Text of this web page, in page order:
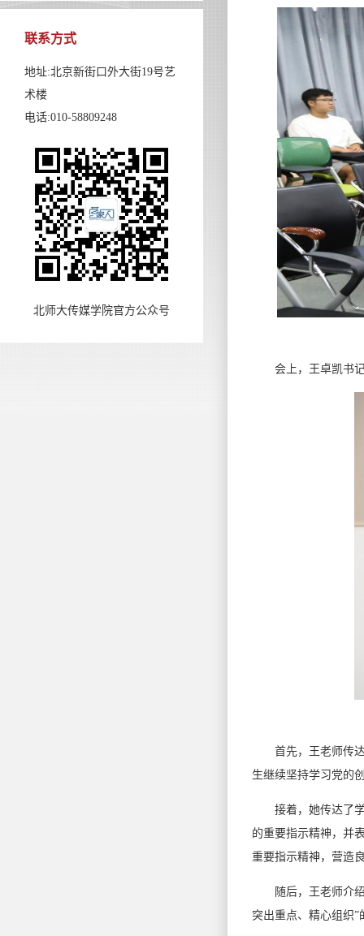
联系方式
地址:北京新街口外大街19号艺
术楼
电话:010-58809248
北师大传媒学院官方公众号
会上，王卓凯书
首先，王老师传
生继续坚持学习党的
接着，她传达了
的重要指示精神，并
重要指示精神，营造
随后，王老师介
突出重点、精心组织